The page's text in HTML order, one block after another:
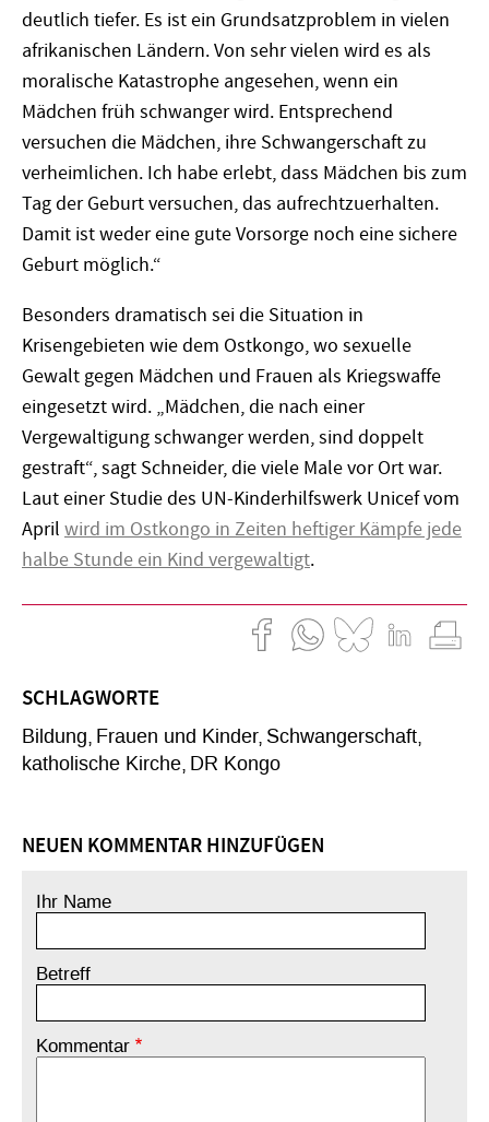
deutlich tiefer. Es ist ein Grundsatzproblem in vielen
afrikanischen Ländern. Von sehr vielen wird es als
moralische Katastrophe angesehen, wenn ein
Mädchen früh schwanger wird. Entsprechend
versuchen die Mädchen, ihre Schwangerschaft zu
verheimlichen. Ich habe erlebt, dass Mädchen bis zum
Tag der Geburt versuchen, das aufrechtzuerhalten.
Damit ist weder eine gute Vorsorge noch eine sichere
Geburt möglich.“
Besonders dramatisch sei die Situation in
Krisengebieten wie dem Ostkongo, wo sexuelle
Gewalt gegen Mädchen und Frauen als Kriegswaffe
eingesetzt wird. „Mädchen, die nach einer
Vergewaltigung schwanger werden, sind doppelt
gestraft“, sagt Schneider, die viele Male vor Ort war.
Laut einer Studie des UN-Kinderhilfswerk Unicef vom
April wird im Ostkongo in Zeiten heftiger Kämpfe jede
halbe Stunde ein Kind vergewaltigt.
SCHLAGWORTE
Bildung Frauen und Kinder Schwangerschaft
katholische Kirche DR Kongo
NEUEN KOMMENTAR HINZUFÜGEN
Ihr Name
Betreff
Kommentar